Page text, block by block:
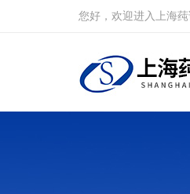
您好，欢迎进入上海